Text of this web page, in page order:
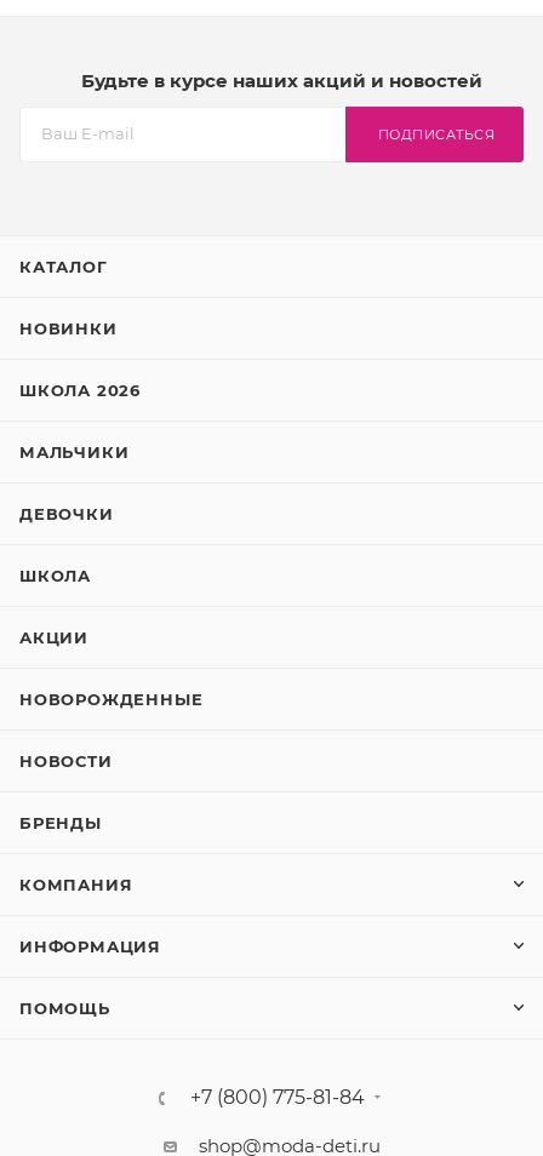
Будьте в курсе наших акций и новостей
ПОДПИСАТЬСЯ
КАТАЛОГ
НОВИНКИ
ШКОЛА 2026
МАЛЬЧИКИ
ДЕВОЧКИ
ШКОЛА
АКЦИИ
НОВОРОЖДЕННЫЕ
НОВОСТИ
БРЕНДЫ
КОМПАНИЯ
ИНФОРМАЦИЯ
ПОМОЩЬ
+7 (800) 775-81-84
shop@moda-deti.ru